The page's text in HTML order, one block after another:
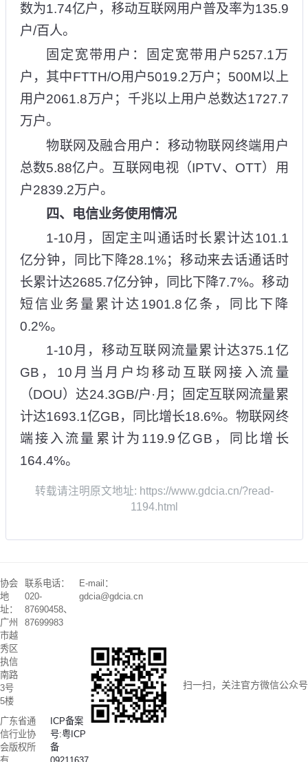
数为1.74亿户，移动互联网用户普及率为135.9
户/百人。
固定宽带用户：固定宽带用户5257.1万
户，其中FTTH/O用户5019.2万户；500M以上
用户2061.8万户；千兆以上用户总数达1727.7
万户。
物联网及融合用户：移动物联网终端用户
总数5.88亿户。互联网电视（IPTV、OTT）用
户2839.2万户。
四、电信业务使用情况
1-10月，固定主叫通话时长累计达101.1
亿分钟，同比下降28.1%；移动来去话通话时
长累计达2685.7亿分钟，同比下降7.7%。移动
短信业务量累计达1901.8亿条，同比下降
0.2%。
1-10月，移动互联网流量累计达375.1亿
GB，10月当月户均移动互联网接入流量
（DOU）达24.3GB/户·月；固定互联网流量累
计达1693.1亿GB，同比增长18.6%。物联网终
端接入流量累计为119.9亿GB，同比增长
164.4%。
转载请注明原文地址: https://www.gdcia.cn/?read-
1194.html
协会
地
址：
广州
市越
秀区
执信
南路
3号
5楼
联系电话：
020-
87690458、
87699983
E-mail：
gdcia@gdcia.cn
广东省通
信行业协
会版权所
ICP备案
号:粤ICP
备
扫一扫，关注官方微信公众号